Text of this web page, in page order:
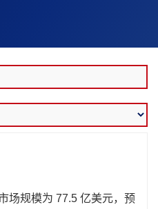
场规模为 77.5 亿美元，预